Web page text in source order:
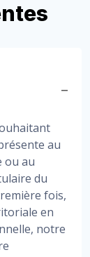
au
ou au
du
fois,
en
notre